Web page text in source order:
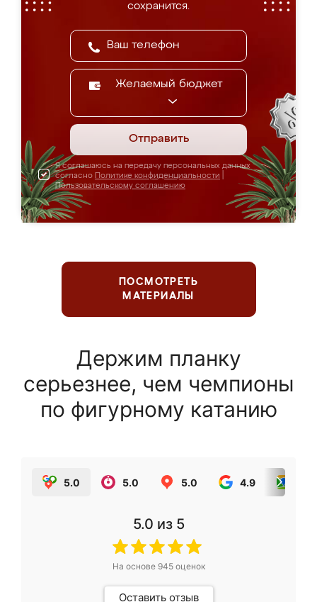
сохранится.
Желаемый бюджет
Отправить
Я соглашаюсь на передачу персональных данных
согласно Политике конфиденциальности
Пользовательскому соглашению
ПОСМОТРЕТЬ
МАТЕРИАЛЫ
Держим планку
серьезнее, чем чемпионы
по фигурному катанию
5.0 5.0 5.0 4.9
5.0 из 5
На основе 945оценок
Оставить отзыв